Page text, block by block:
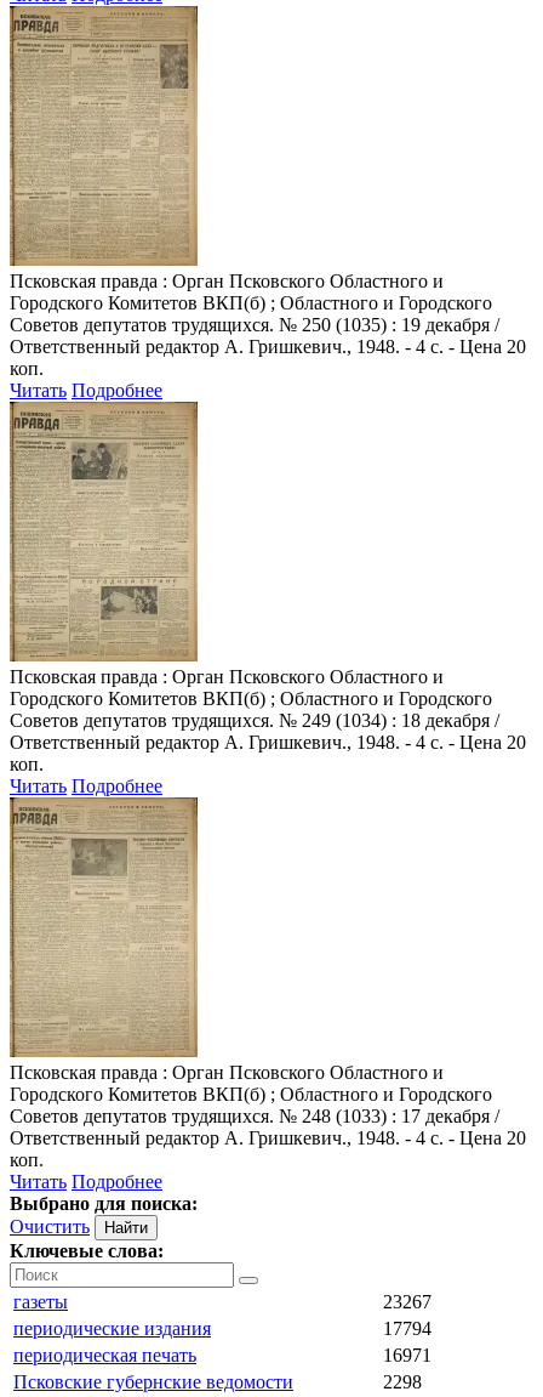
Псковская правда : Орган Псковского Областного и
Городского Комитетов ВКП(б) ; Областного и Городского
Советов депутатов трудящихся. № 250 (1035) : 19 декабря /
Ответственный редактор А. Гришкевич., 1948. - 4 с. - Цена 20
коп.
Читать Подробнее
Псковская правда : Орган Псковского Областного и
Городского Комитетов ВКП(б) ; Областного и Городского
Советов депутатов трудящихся. № 249 (1034) : 18 декабря /
Ответственный редактор А. Гришкевич., 1948. - 4 с. - Цена 20
коп.
Читать Подробнее
Псковская правда : Орган Псковского Областного и
Городского Комитетов ВКП(б) ; Областного и Городского
Советов депутатов трудящихся. № 248 (1033) : 17 декабря /
Ответственный редактор А. Гришкевич., 1948. - 4 с. - Цена 20
коп.
Читать Подробнее
Выбрано для поиска:
Очистить
Ключевые слова:
газеты
23267
периодические издания
17794
периодическая печать
16971
Псковские губернские ведомости
2298